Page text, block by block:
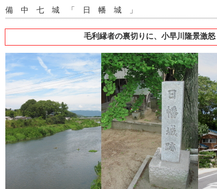
備 中 七 城 「 日 幡 城 」
毛利縁者の裏切りに、小早川隆景激怒